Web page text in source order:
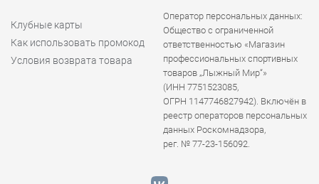
Клубные карты
Как использовать промокод
Условия возврата товара
Оператор персональных данных:
Общество с ограниченной
ответственностью «Магазин
профессиональных спортивных
товаров „Лыжный Мир“»
(ИНН 7751523085,
ОГРН 1147746827942). Включён в
реестр операторов персональных
данных Роскомнадзора,
рег. № 77-23-156092.